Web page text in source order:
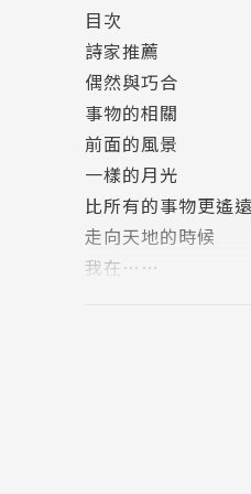
心靈的黑暗跟夢想
務必睜大眼看清楚
去讀一首詩吧，同
當自己的存在被打
★凌性傑與吳岱
那些影響生命至深
抗無聊無意義的憑
目次
詩家推薦
偶然與巧合
事物的相關
前面的風景
一樣的月光
比所有的事物更遙遠
走向天地的時候
我在……